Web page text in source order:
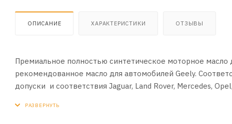
ОПИСАНИЕ ХАРАКТЕРИСТИКИ ОТЗЫВЫ
Премиальное полностью синтетическое моторное
рекомендованное масло для автомобилей Geely.
допуски и соответствия Jaguar, Land Rover, Mercedes,